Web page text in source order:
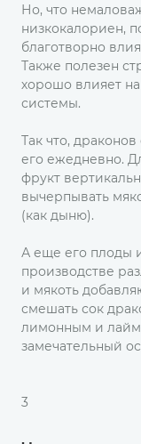
Но, что
низкокалориен,
благотворно
Также полезен
хорошо влияет
системы.
Так что,
его ежедневно.
фрукт
вычерпывать
(как дыню).
А еще его плоды
производстве
и мякоть
смешать сок
лимонным и
замечательный
3